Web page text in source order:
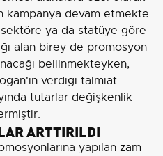
kampanya devam etmekte
ya da statüye göre
alan birey de promosyon
belilnmekteyken,
verdiği talmiat
tutarlar değişkenlik
ARTTIRILDI
yapılan zam